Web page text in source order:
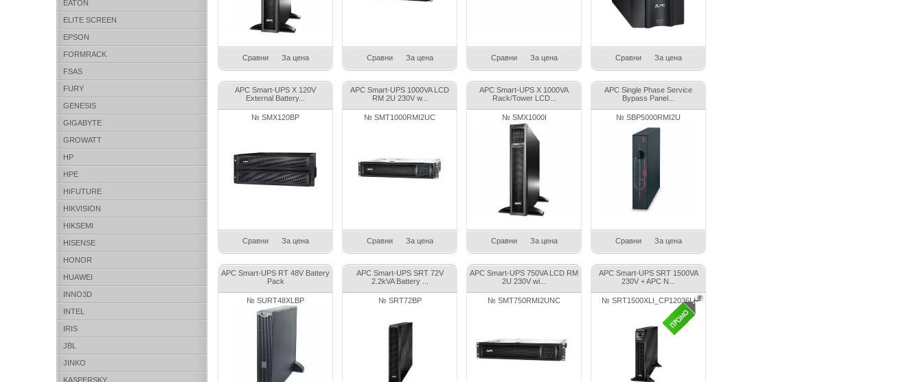
EATON
ELITE SCREEN
EPSON
FORMRACK
FSAS
FURY
GENESIS
GIGABYTE
GROWATT
HP
HPE
HIFUTURE
HIKVISION
HIKSEMI
HISENSE
HONOR
HUAWEI
INNO3D
INTEL
IRIS
JBL
JINKO
KASPERSKY
Сравни За цена Сравни За цена Сравни За цена Сравни За цена
APC Smart-UPS X 120V
External Battery...
№ SMX120BP
Сравни За цена
APC Smart-UPS 1000VA LCD
RM 2U 230V w...
№ SMT1000RMI2UC
Сравни За цена
APC Smart-UPS X 1000VA
Rack/Tower LCD...
№ SMX1000I
Сравни За цена
APC Single Phase Service
Bypass Panel...
№ SBP5000RMI2U
Сравни За цена
APC Smart-UPS RT 48V Battery
Pack
№ SURT48XLBP
APC Smart-UPS SRT 72V
2.2kVA Battery ...
№ SRT72BP
APC Smart-UPS 750VA LCD RM
2U 230V wi...
№ SMT750RMI2UNC
APC Smart-UPS SRT 1500VA
230V + APC N...
№ SRT1500XLI_CP12036LI